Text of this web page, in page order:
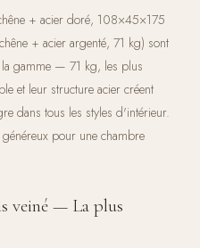
+ acier doré, 108×45×175
+ acier argenté, 71 kg) sont
gamme — 71 kg, les plus
et leur structure acier créent
dans tous les styles d'intérieur.
pour une chambre
veiné — La plus